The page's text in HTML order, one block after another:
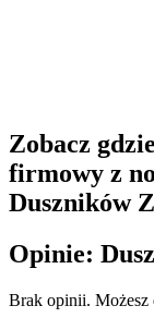
Zobacz
firmowy z
Duszników
Opinie:
Brak opinii. Możesz